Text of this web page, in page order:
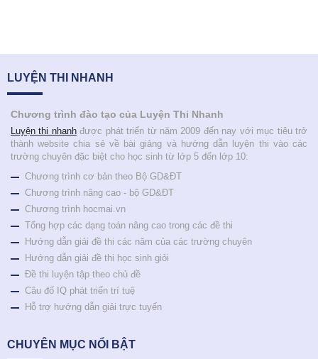
LUYỆN THI NHANH
Chương trình đào tạo của Luyện Thi Nhanh
Luyện thi nhanhđược phát triển từ năm 2009 đến nay với mục tiêu trở
thành website chia sẻ về bài giảng và hướng dẫn luyện thi vào các
trường chuyên đặc biệt cho học sinh từ lớp 5 đến lớp 10:
Chương trình cơ bản theo Bộ GD&ĐT
Chương trình nâng cao - bộ GD&ĐT
Chương trình hocmai.vn
Tổng hợp các dạng toán nâng cao trong các đề thi
Hướng dẫn giải đề thi các năm của các trường chuyên
Hướng dẫn giải đề thi học sinh giỏi
Đề thi luyện tập theo chủ đề
Câu đố IQ phát triển trí tuệ
Hỗ trợ hướng dẫn giải trực tuyến
CHUYÊN MỤC NỔI BẬT